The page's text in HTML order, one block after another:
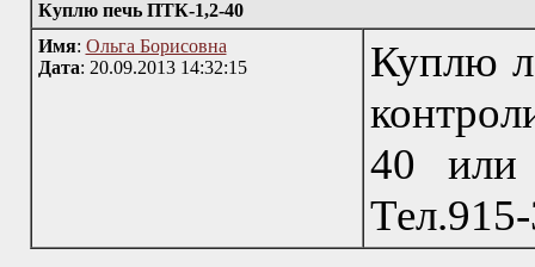
Куплю печь ПТК-1,2-40
Имя: Ольга Борисовна
Дата: 20.09.2013 14:32:15
Куплю
40 или